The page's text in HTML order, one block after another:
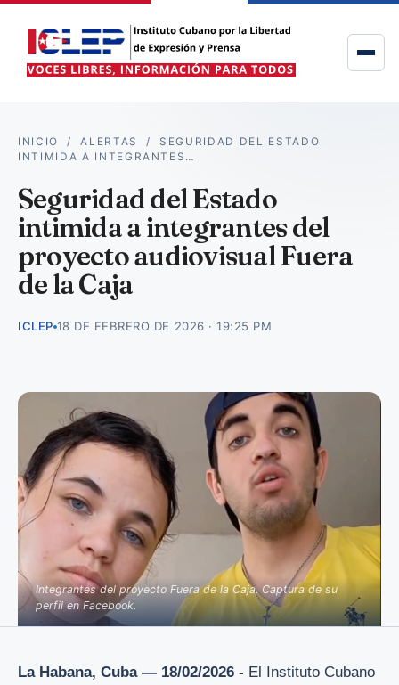
INICIO /ALERTAS / SEGURIDAD DEL ESTADO
INTIMIDA A INTEGRANTES…
Seguridad del Estado
intimida a integrantes del
proyecto audiovisual Fuera
de la Caja
ICLEP 18 DE FEBRERO DE 2026 · 19:25 PM
Integrantes del proyecto Fuera de la Caja. Captura de su
perfil en Facebook.
La Habana, Cuba — 18/02/2026 - El Instituto Cubano